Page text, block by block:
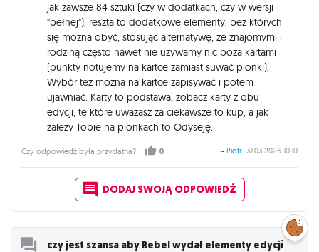
jak zawsze 84 sztuki (czy w dodatkach, czy w wersji
"pełnej"), reszta to dodatkowe elementy, bez których
się można obyć, stosując alternatywę, ze znajomymi i
rodziną często nawet nie używamy nic poza kartami
(punkty notujemy na kartce zamiast suwać pionki),
Wybór też można na kartce zapisywać i potem
ujawniać. Karty to podstawa, zobacz karty z obu
edycji, te które uważasz za ciekawsze to kup, a jak
zależy Tobie na pionkach to Odyseję.
Czy odpowiedź była przydatna? 0 ~ Piotr 31.03.2026 10:10
DODAJ SWOJĄ ODPOWIEDŹ
czy jest szansa aby Rebel wydał elementy edycji
Zarządzaj
preferencjami
cookies